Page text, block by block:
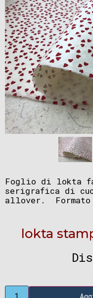
Foglio di lokta
serigrafica di
allover. Formato
lokta